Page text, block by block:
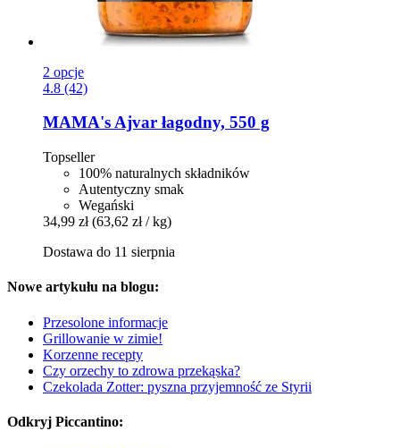
2 opcje
4.8 (42)
MAMA'sAjvar łagodny, 550 g
Topseller
100% naturalnych składników
Autentyczny smak
Wegański
34,99 zł (63,62 zł / kg)
Dostawa do 11 sierpnia
Nowe artykułu na blogu:
Przesolone informacje
Grillowanie w zimie!
Korzenne recepty
Czy orzechy to zdrowa przekąska?
Czekolada Zotter: pyszna przyjemność ze Styrii
Odkryj Piccantino: